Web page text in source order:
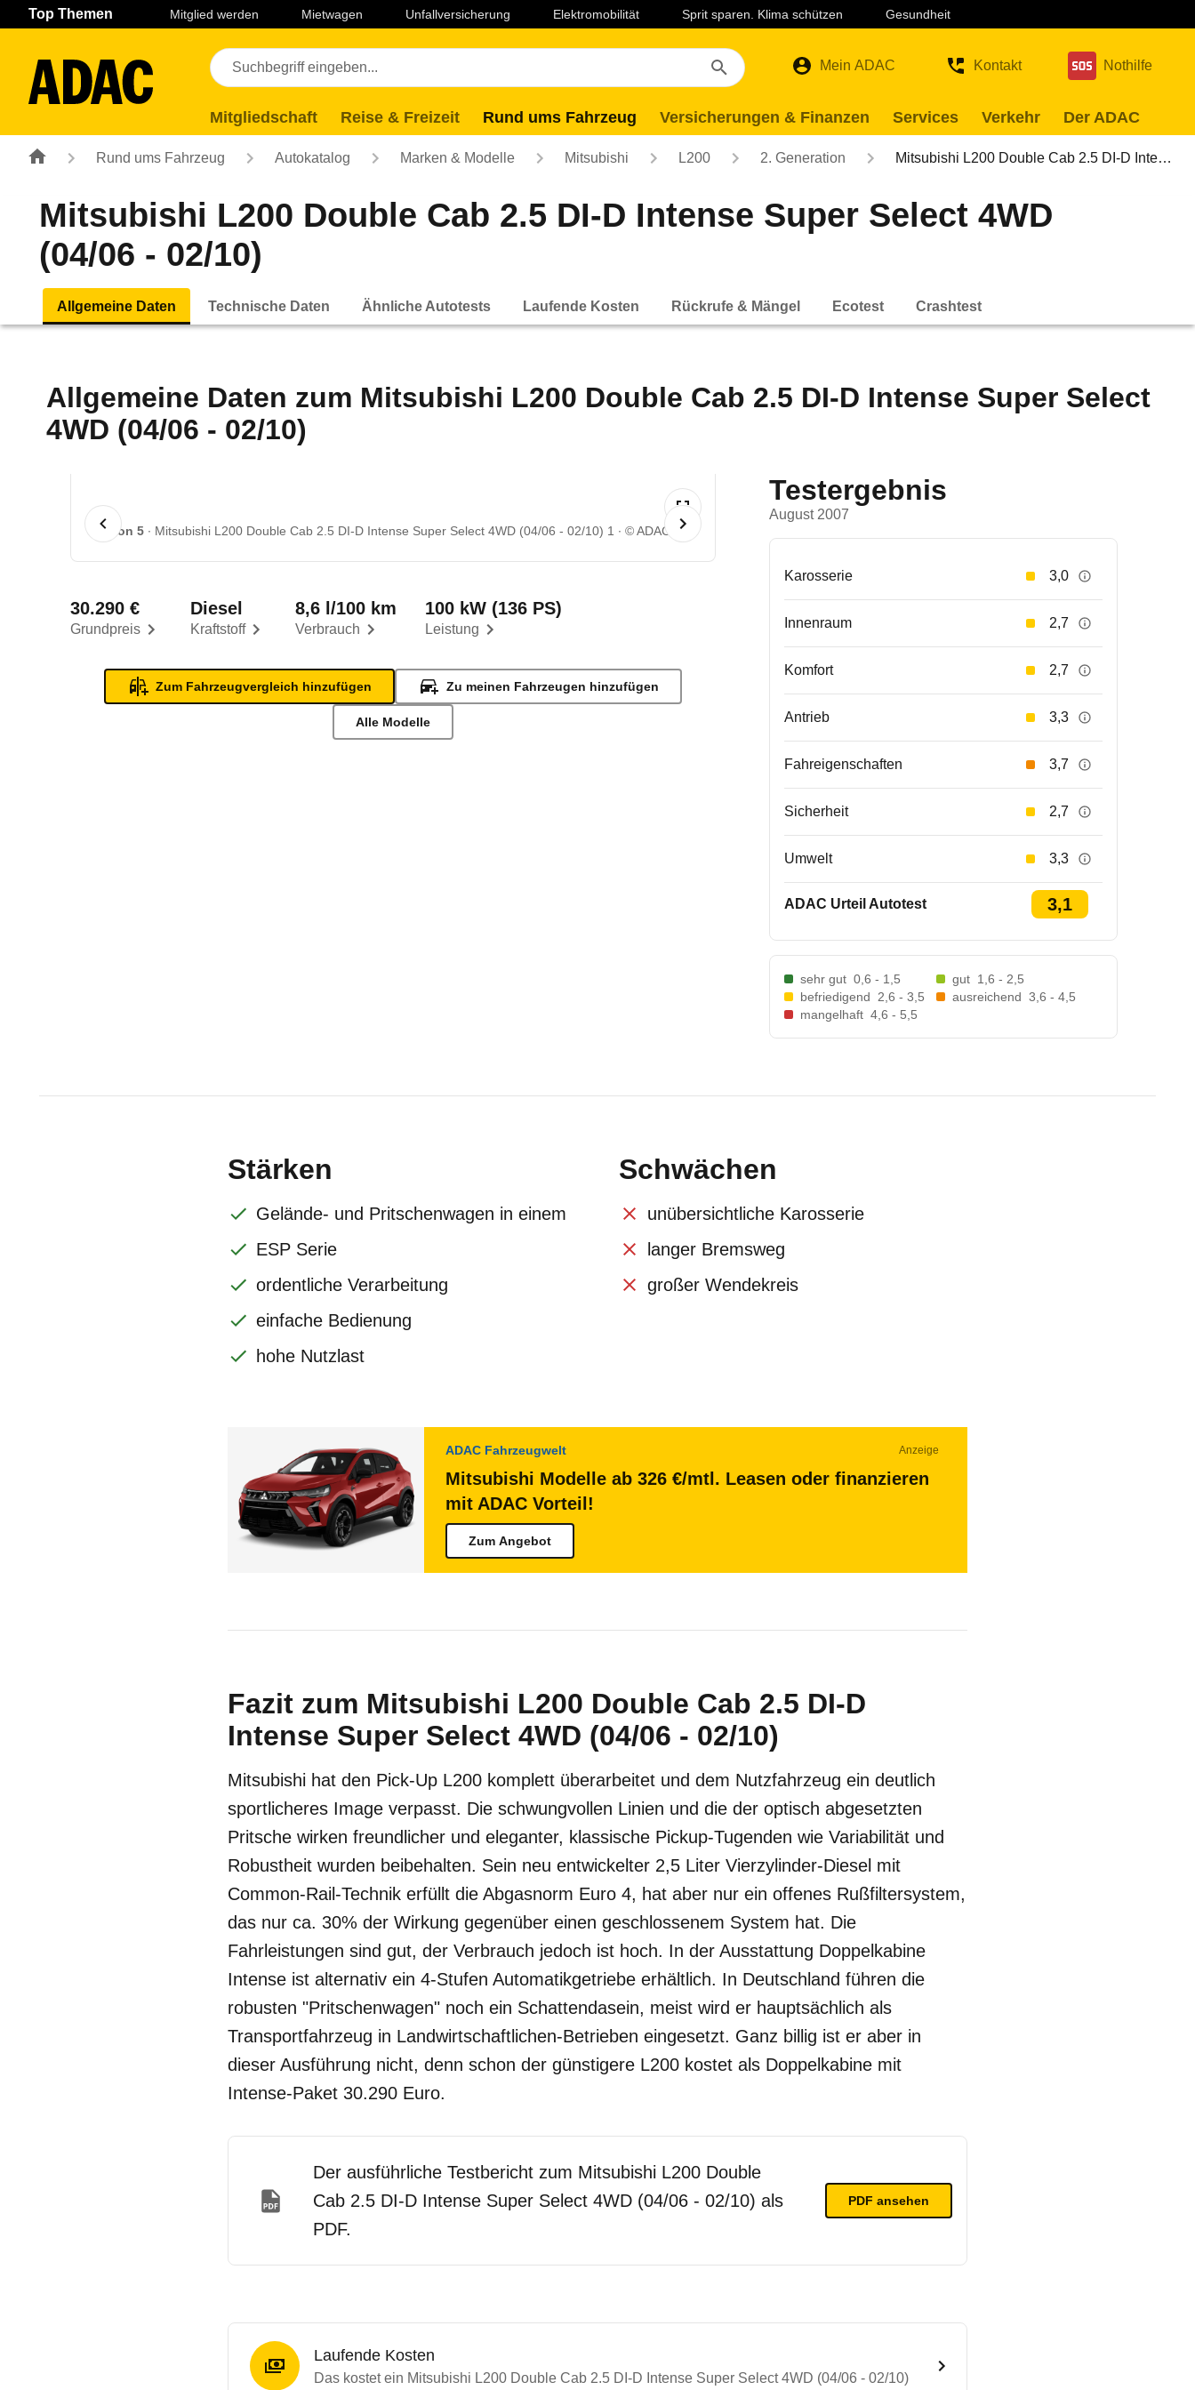
Navigation Seiteninhalt Fußzeile
Top Themen Mitglied werden Mietwagen Unfallversicherung Elektromobilität Sprit sparen. Klima schützen Gesundheit
Mein ADAC Kontakt Nothilfe
Mitgliedschaft Reise & Freizeit Rund ums Fahrzeug Versicherungen & Finanzen Services Verkehr Der ADAC
Rund ums Fahrzeug Autokatalog Marken & Modelle Mitsubishi L200 2. Generation Mitsubishi L200 Double Cab 2.5 DI-D Inte…
Mitsubishi L200 Double Cab 2.5 DI-D Intense Super Select 4WD
(04/06 - 02/10)
Allgemeine Daten Technische Daten Ähnliche Autotests Laufende Kosten Rückrufe & Mängel Ecotest Crashtest
Allgemeine Daten zum Mitsubishi L200 Double Cab 2.5 DI-D Intense Super Select
4WD (04/06 - 02/10)
1 von 5 Mitsubishi L200 Double Cab 2.5 DI-D Intense Super Select 4WD (04/06 - 02/10) 1 © ADAC
Grundpreis
30.290 €
Kraftstoff
Diesel
Verbrauch
8,6 l/100 km
Leistung
100 kW (136 PS)
Zum Fahrzeugvergleich hinzufügen Zu meinen Fahrzeugen hinzufügen
Alle Modelle
Testergebnis
August 2007
Karosserie 3,0
Innenraum 2,7
Komfort 2,7
Antrieb 3,3
Fahreigenschaften 3,7
Sicherheit 2,7
Umwelt 3,3
ADAC Urteil Autotest 3,1
sehr gut 0,6 - 1,5 gut 1,6 - 2,5
befriedigend
2,6 - 3,5 ausreichend 3,6 - 4,5
mangelhaft 4,6 - 5,5
Stärken
Gelände- und Pritschenwagen in einem
ESP Serie
ordentliche Verarbeitung
einfache Bedienung
hohe Nutzlast
Schwächen
unübersichtliche Karosserie
langer Bremsweg
großer Wendekreis
ADAC Fahrzeugwelt Anzeige
Mitsubishi Modelle ab 326 €/mtl. Leasen oder finanzieren
mit ADAC Vorteil!
Zum Angebot
Fazit zum Mitsubishi L200 Double Cab 2.5 DI-D
Intense Super Select 4WD (04/06 - 02/10)
Mitsubishi hat den Pick-Up L200 komplett überarbeitet und dem Nutzfahrzeug ein deutlich
sportlicheres Image verpasst. Die schwungvollen Linien und die der optisch abgesetzten
Pritsche wirken freundlicher und eleganter, klassische Pickup-Tugenden wie Variabilität und
Robustheit wurden beibehalten. Sein neu entwickelter 2,5 Liter Vierzylinder-Diesel mit
Common-Rail-Technik erfüllt die Abgasnorm Euro 4, hat aber nur ein offenes Rußfiltersystem,
das nur ca. 30% der Wirkung gegenüber einen geschlossenem System hat. Die
Fahrleistungen sind gut, der Verbrauch jedoch ist hoch. In der Ausstattung Doppelkabine
Intense ist alternativ ein 4-Stufen Automatikgetriebe erhältlich. In Deutschland führen die
robusten "Pritschenwagen" noch ein Schattendasein, meist wird er hauptsächlich als
Transportfahrzeug in Landwirtschaftlichen-Betrieben eingesetzt. Ganz billig ist er aber in
dieser Ausführung nicht, denn schon der günstigere L200 kostet als Doppelkabine mit
Intense-Paket 30.290 Euro.
Der ausführliche Testbericht zum Mitsubishi L200 Double
Cab 2.5 DI-D Intense Super Select 4WD (04/06 - 02/10) als
PDF.
PDF ansehen
Laufende Kosten
Das kostet ein Mitsubishi L200 Double Cab 2.5 DI-D Intense Super Select 4WD (04/06 - 02/10)